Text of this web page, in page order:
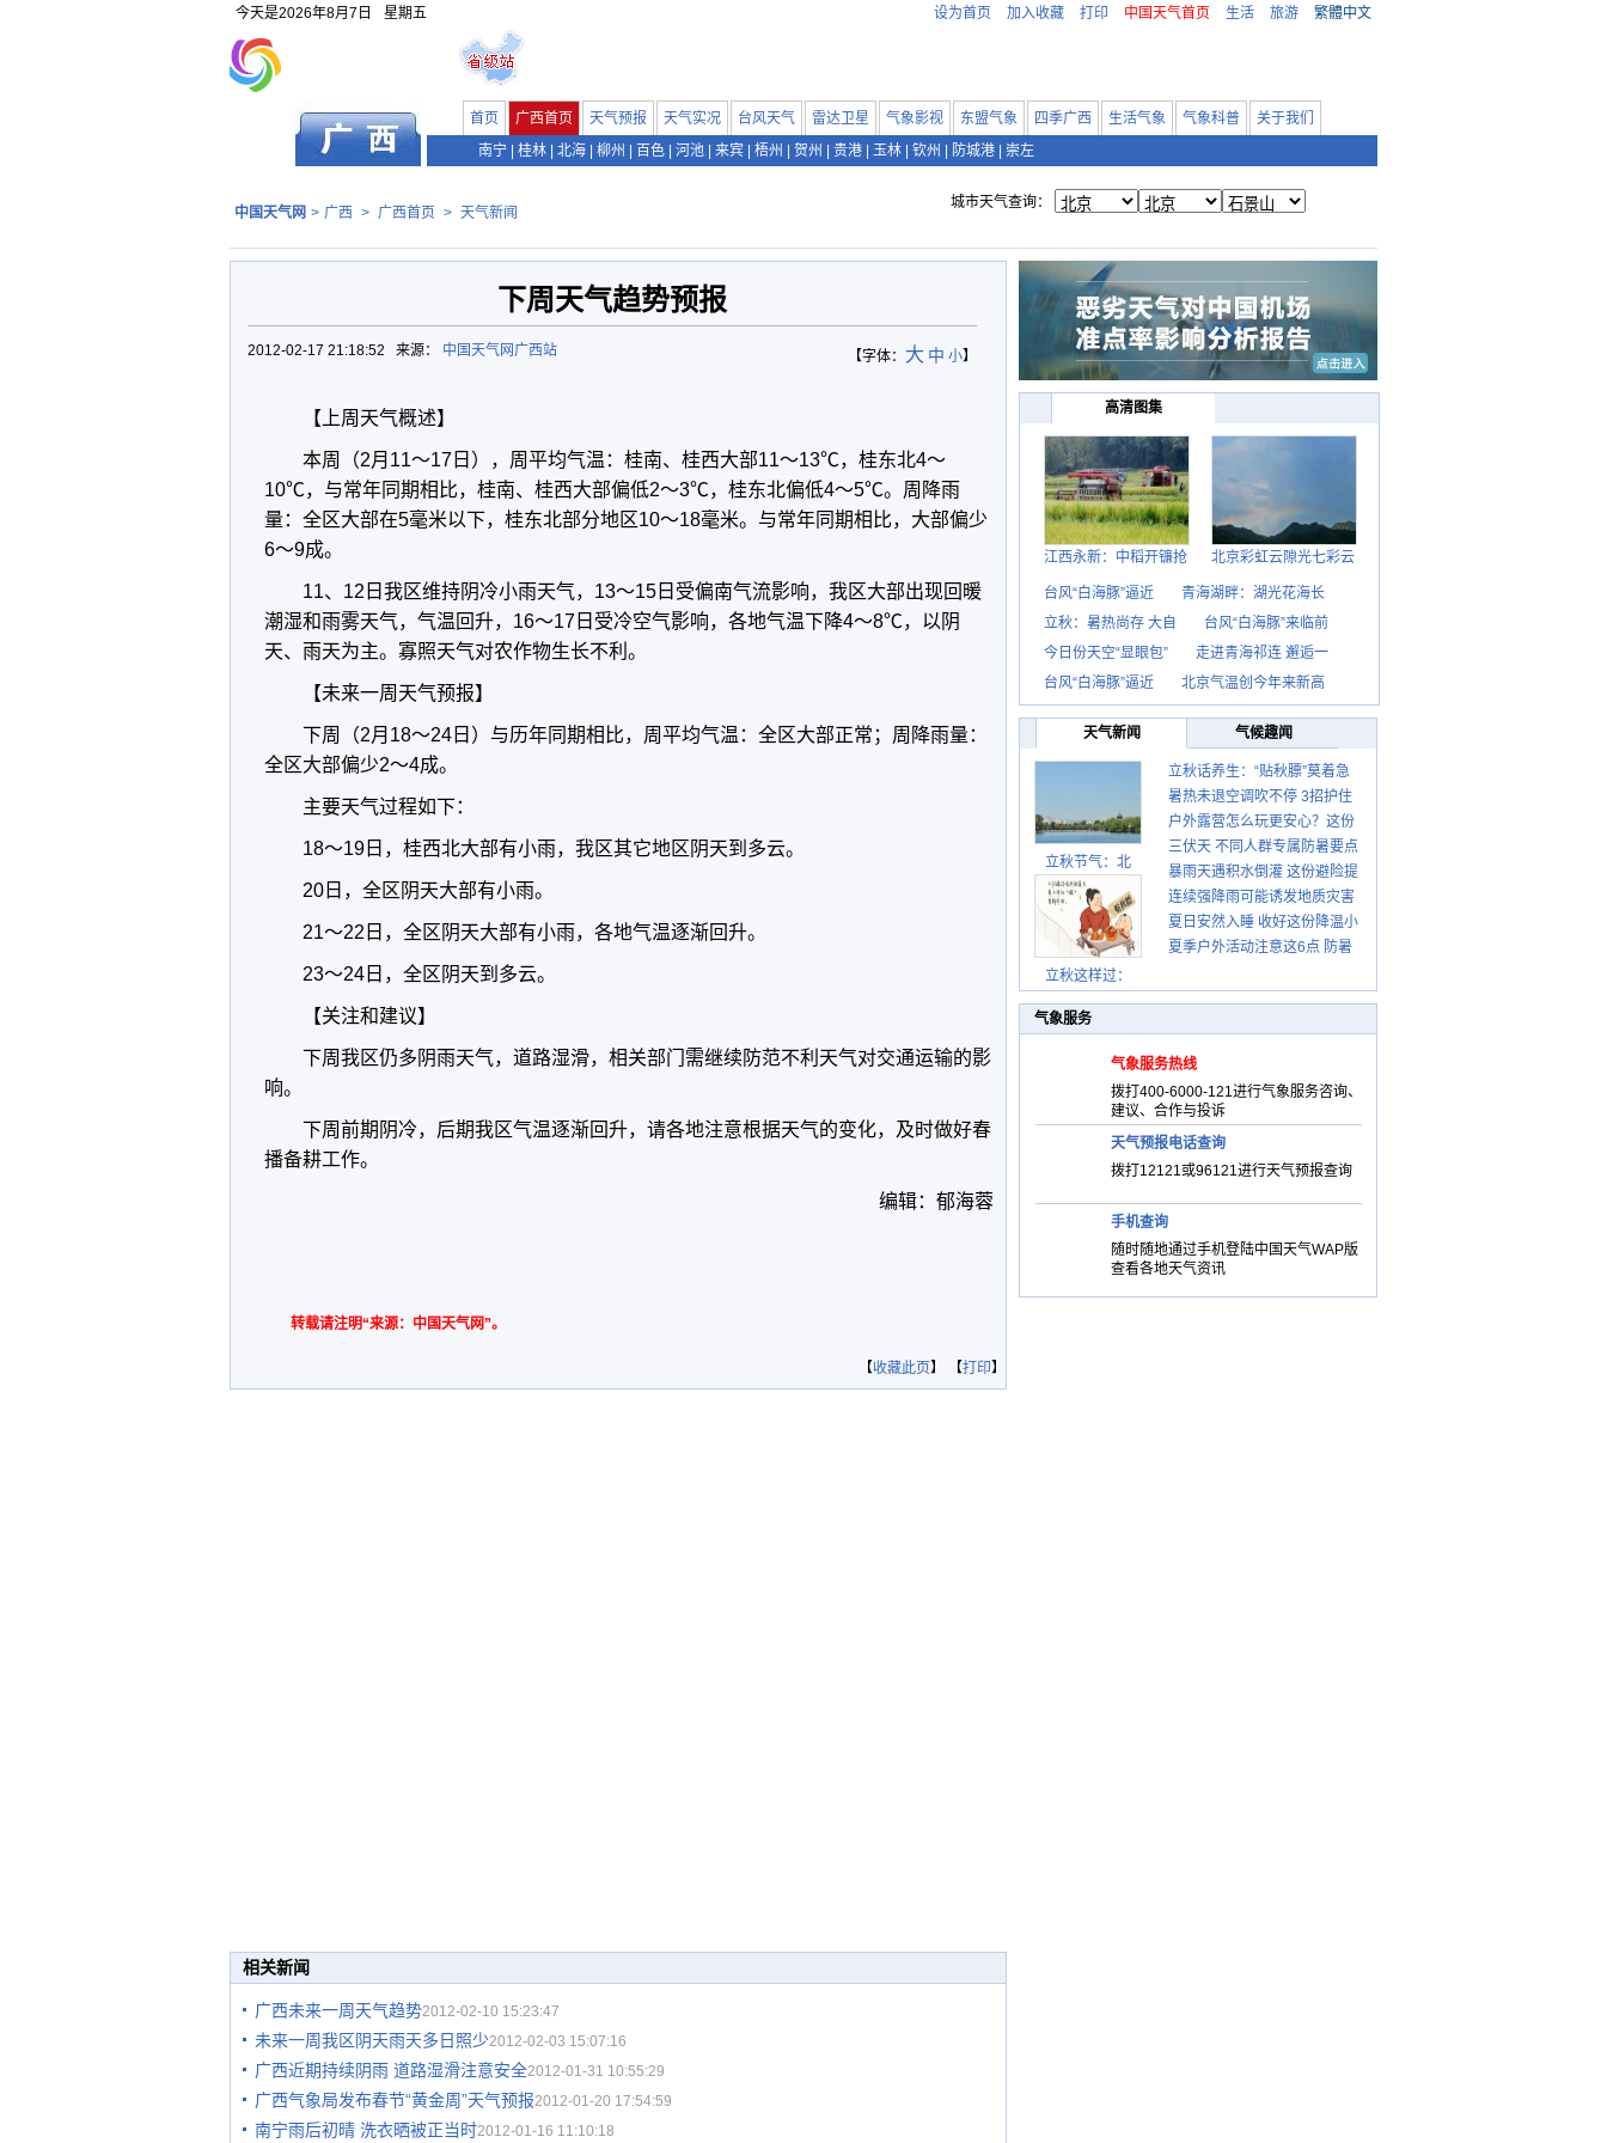
今天是2026年8月7日 星期五 设为首页 加入收藏 打印 中国天气首页 生活 旅游 繁體中文
首页 广西首页 天气预报 天气实况 台风天气 雷达卫星 气象影视 东盟气象 四季广西 生活气象 气象科普
关于我们
南宁
桂林 北海 柳州 百色 河池 来宾 梧州 贺州 贵港 玉林 钦州 防城港 崇左
中国天气网 > 广西 > 广西首页 > 天气新闻
城市天气查询：
下周天气趋势预报
【字体： 大 中 小】
2012-02-17 21:18:52 来源： 中国天气网广西站
【上周天气概述】
本周（2月11～17日），周平均气温：桂南、桂西大部11～13℃，桂东北4～
10℃，与常年同期相比，桂南、桂西大部偏低2～3℃，桂东北偏低4～5℃。周降雨
量：全区大部在5毫米以下，桂东北部分地区10～18毫米。与常年同期相比，大部偏少
6～9成。
11、12日我区维持阴冷小雨天气，13～15日受偏南气流影响，我区大部出现回暖
潮湿和雨雾天气，气温回升，16～17日受冷空气影响，各地气温下降4～8℃，以阴
天、雨天为主。寡照天气对农作物生长不利。
【未来一周天气预报】
下周（2月18～24日）与历年同期相比，周平均气温：全区大部正常；周降雨量：
全区大部偏少2～4成。
主要天气过程如下：
18～19日，桂西北大部有小雨，我区其它地区阴天到多云。
20日，全区阴天大部有小雨。
21～22日，全区阴天大部有小雨，各地气温逐渐回升。
23～24日，全区阴天到多云。
【关注和建议】
下周我区仍多阴雨天气，道路湿滑，相关部门需继续防范不利天气对交通运输的影
响。
下周前期阴冷，后期我区气温逐渐回升，请各地注意根据天气的变化，及时做好春
播备耕工作。
编辑：郁海蓉
转载请注明“来源：中国天气网”。
【收藏此页】 【打印】
相关新闻
广西未来一周天气趋势2012-02-10 15:23:47
未来一周我区阴天雨天多日照少2012-02-03 15:07:16
广西近期持续阴雨 道路湿滑注意安全2012-01-31 10:55:29
广西气象局发布春节“黄金周”天气预报2012-01-20 17:54:59
南宁雨后初晴 洗衣晒被正当时2012-01-16 11:10:18
高清图集
江西永新：中稻开镰抢 北京彩虹云隙光七彩云
台风“白海豚”逼近
青海湖畔：湖光花海长
立秋：暑热尚存 大自
台风“白海豚”来临前
今日份天空“显眼包”
走进青海祁连 邂逅一
台风“白海豚”逼近
北京气温创今年来新高
天气新闻 气候趣闻
立秋节气：北
立秋这样过：
立秋话养生：“贴秋膘”莫着急
先清暑再防燥
暑热未退空调吹不停 3招护住
肩颈不酸痛
户外露营怎么玩更安心？这份
攻略请收好
三伏天 不同人群专属防暑要点
请收好
暴雨天遇积水倒灌 这份避险提
示请收好
连续强降雨可能诱发地质灾害
这些前兆要知道
夏日安然入睡 收好这份降温小
贴士
夏季户外活动注意这6点 防暑
气象服务
气象服务热线
拨打400-6000-121进行气象服务咨询、
建议、合作与投诉
天气预报电话查询
拨打12121或96121进行天气预报查询
手机查询
随时随地通过手机登陆中国天气WAP版
查看各地天气资讯